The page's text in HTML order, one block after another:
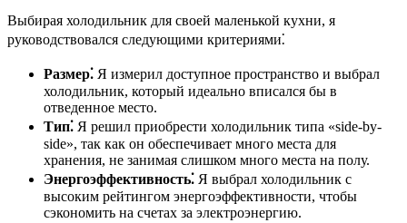
Выбирая холодильник для своей маленькой кухни, я
руководствовался следующими критериями⁚
Размер⁚ Я измерил доступное пространство и выбрал
холодильник, который идеально вписался бы в
отведенное место.
Тип⁚ Я решил приобрести холодильник типа «side-by-
side», так как он обеспечивает много места для
хранения, не занимая слишком много места на полу.
Энергоэффективность⁚ Я выбрал холодильник с
высоким рейтингом энергоэффективности, чтобы
сэкономить на счетах за электроэнергию.